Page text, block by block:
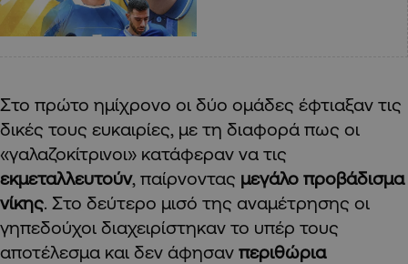
Στο πρώτο ημίχρονο οι δύο ομάδες έφτιαξαν τις
δικές τους ευκαιρίες, με τη διαφορά πως οι
«γαλαζοκίτρινοι» κατάφεραν να τις
εκμεταλλευτούν, παίρνοντας μεγάλο προβάδισμα
νίκης. Στο δεύτερο μισό της αναμέτρησης οι
γηπεδούχοι διαχειρίστηκαν το υπέρ τους
αποτέλεσμα και δεν άφησαν περιθώρια